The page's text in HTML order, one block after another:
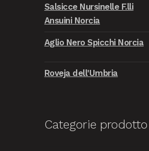
originale
era:
9.999,00€.
attuale
999,00€.
Salsicce Nursinelle F.lli
Ansuini Norcia
Aglio Nero Spicchi Norcia
Roveja dell'Umbria
Categorie prodotto